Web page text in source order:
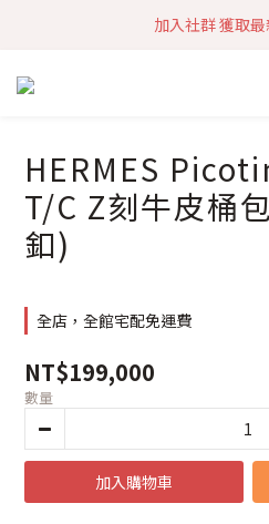
加入社群 獲取
加入社群 獲取
加入社群 獲取
HERMES
T/C Z刻牛皮桶
釦)
全店，全館宅配免運費
NT$199,000
數量
加入購物車